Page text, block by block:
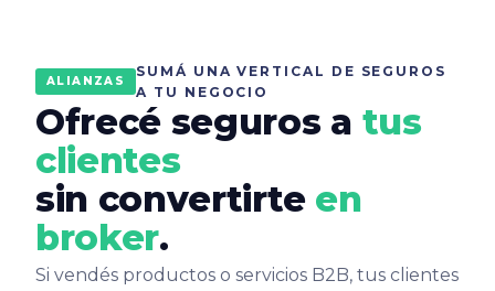
ALIANZAS
SUMÁ UNA VERTICAL DE SEGUROS
A TU NEGOCIO
Ofrecé seguros a tus
clientes
sin convertirte en
broker.
Si vendés productos o servicios B2B, tus clientes